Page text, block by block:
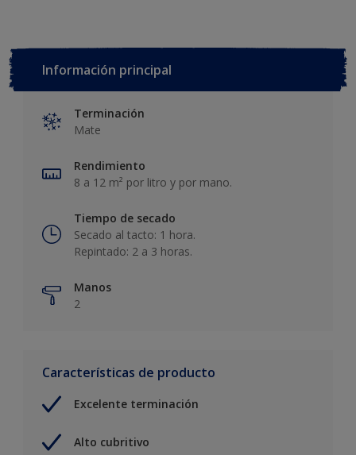
Información principal
Terminación
Mate
Rendimiento
8 a 12 m² por litro y por mano.
Tiempo de secado
Secado al tacto: 1 hora.
Repintado: 2 a 3 horas.
Manos
2
Características de producto
Excelente terminación
Alto cubritivo